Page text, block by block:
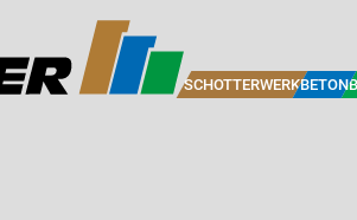
SCHOTTERWERKBETON